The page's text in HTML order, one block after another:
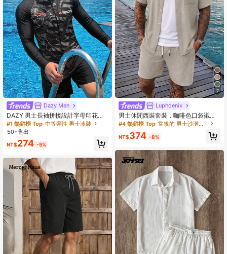
Dazy Men
DAZY 男士長袖拼接設計字母印花防
曬泳衣 度假夏季款
#1 熱銷榜 Top 中等彈性 男士泳裝
50+售出
NT$274 -5%
7
Luphoenix
男士休閒西裝套裝，咖啡色口袋襯衫
與短褲套裝，夏季穿搭
#4 熱銷榜 Top 常規的 男士沙灘套裝
NT$374 -8%